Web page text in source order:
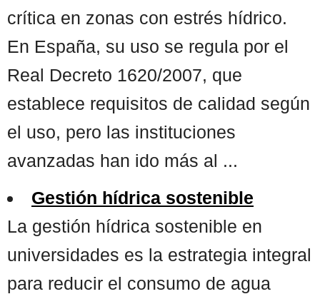
crítica en zonas con estrés hídrico.
En España, su uso se regula por el
Real Decreto 1620/2007, que
establece requisitos de calidad según
el uso, pero las instituciones
avanzadas han ido más al ...
Gestión hídrica sostenible
La gestión hídrica sostenible en
universidades es la estrategia integral
para reducir el consumo de agua